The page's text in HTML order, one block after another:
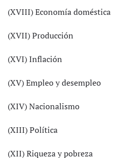
(XVIII) Economía doméstica
(XVII) Producción
(XVI) Inflación
(XV) Empleo y desempleo
(XIV) Nacionalismo
(XIII) Política
(XII) Riqueza y pobreza